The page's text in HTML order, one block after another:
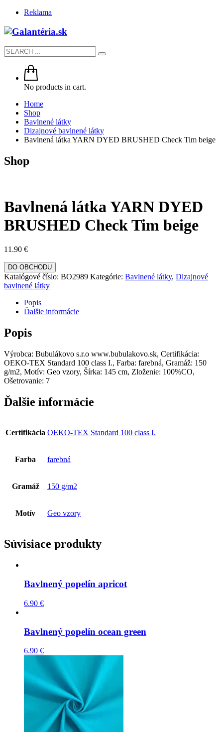
Reklama
No products in cart.
Home
Shop
Bavlnené látky
Dizajnové bavlnené látky
Bavlnená látka YARN DYED BRUSHED Check Tim beige
Shop
Bavlnená látka YARN DYED
BRUSHED Check Tim beige
11.90 €
DO OBCHODU
Katalógové číslo: BO2989 Kategórie: Bavlnené látky, Dizajnové
bavlnené látky
Popis
Ďalšie informácie
Popis
Výrobca: Bubulákovo s.r.o www.bubulakovo.sk, Certifikácia:
OEKO-TEX Standard 100 class I., Farba: farebná, Gramáž: 150
g/m2, Motív: Geo vzory, Šírka: 145 cm, Zloženie: 100%CO,
Ošetrovanie: 7
Ďalšie informácie
Certifikácia OEKO-TEX Standard 100 class I.
Farba farebná
Gramáž 150 g/m2
Motív Geo vzory
Súvisiace produkty
Bavlnený popelín apricot
6.90 €
Bavlnený popelín ocean green
6.90 €